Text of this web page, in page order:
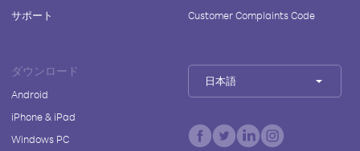
サポート
Customer Complaints Code
ダウンロード
Android
iPhone & iPad
Windows PC
日本語